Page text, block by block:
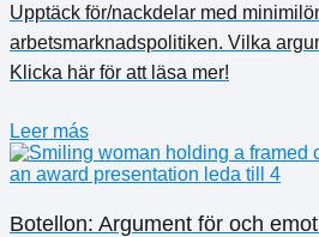
Upptäck för/nackdelar med
arbetsmarknadspolitiken. Vilka
Klicka här för att läsa mer!
Leer más
Botellon: Argument för och